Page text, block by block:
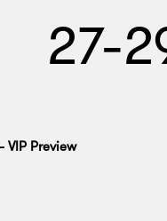
27-
VIP Preview